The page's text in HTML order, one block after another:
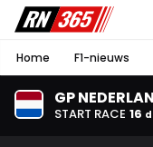
Home F1-nieuws
GP
START RACE 16 d